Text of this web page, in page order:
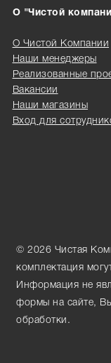
О "Чистой
О Чистой Компании
Наши менеджеры
Реализованные
Вакансии
Наши магазины
Вход для
© 2026 Чистая
комплектация
Информация не
формы на сайте,
обработки.